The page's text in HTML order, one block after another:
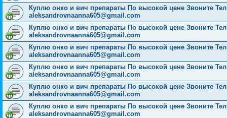
Куплю онко и вич препараты По высокой цене Звоните
aleksandrovnaanna605@gmail.com
Куплю онко и вич препараты По высокой цене Звоните
aleksandrovnaanna605@gmail.com
Куплю онко и вич препараты По высокой цене Звоните
aleksandrovnaanna605@gmail.com
Куплю онко и вич препараты По высокой цене Звоните
aleksandrovnaanna605@gmail.com
Куплю онко и вич препараты По высокой цене Звоните
aleksandrovnaanna605@gmail.com
Куплю онко и вич препараты По высокой цене Звоните
aleksandrovnaanna605@gmail.com